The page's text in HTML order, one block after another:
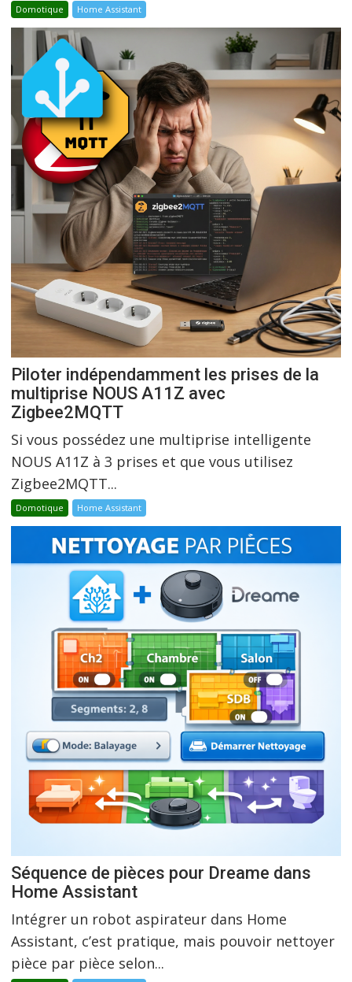
Domotique Home Assistant
Piloter indépendamment les prises de la
multiprise NOUS A11Z avec
Zigbee2MQTT
Si vous possédez une multiprise intelligente
NOUS A11Z à 3 prises et que vous utilisez
Zigbee2MQTT...
Domotique Home Assistant
Séquence de pièces pour Dreame dans
Home Assistant
Intégrer un robot aspirateur dans Home
Assistant, c’est pratique, mais pouvoir nettoyer
pièce par pièce selon...